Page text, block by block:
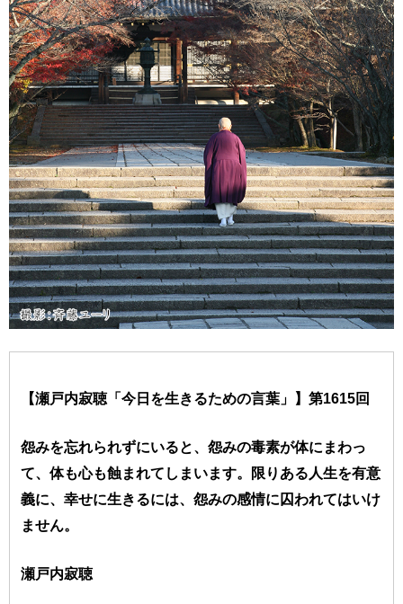
【瀬戸内寂聴「今日を生きるための言葉」】第1615回
怨みを忘れられずにいると、怨みの毒素が体にまわっ
て、体も心も蝕まれてしまいます。限りある人生を有意
義に、幸せに生きるには、怨みの感情に囚われてはいけ
ません。
瀬戸内寂聴